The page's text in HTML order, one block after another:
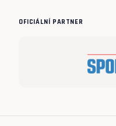
OFICIÁLNÍ PARTNER